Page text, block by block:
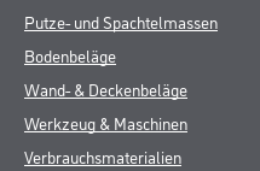
Putze- und Spachtelmassen
Bodenbeläge
Wand- & Deckenbeläge
Werkzeug & Maschinen
Verbrauchsmaterialien